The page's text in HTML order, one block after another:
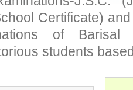
Certificate)
of
students